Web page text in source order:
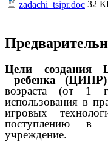
zadachi_tsipr.doc 32
Цели создания
ребенка
возраста (от 1
использования в
игровых
поступлению в
учреждение.